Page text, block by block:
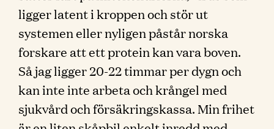
ligger latent i kroppen och stör ut
systemen eller nyligen påstår norska
forskare att ett protein kan vara boven.
Så jag ligger 20-22 timmar per dygn och
kan inte inte arbeta och krångel med
sjukvård och försäkringskassa. Min frihet